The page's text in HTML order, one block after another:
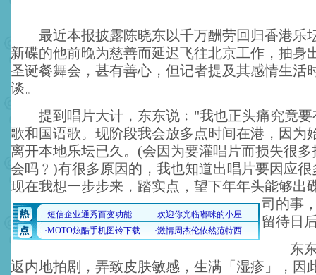
最近本报披露陈晓东以千万酬劳回归香港乐
新碟的他前晚为慈善而延迟飞往北京工作，抽身
圣诞餐舞会，甚有善心，但记者提及其感情生活
谈。
提到唱片大计，东东说﹕"我也正头痛究竟要
歌和国语歌。现阶段我会放多点时间在港，因为
离开本地乐坛已久。(会因为要灌唱片而损失很
会吗﹖)有很多原因的，我也知道出唱片要因应
现在我想一步步来，踏实点，望下年年头能够出
司的事
留待日
东东
返内地拍剧，弄致皮肤敏感，生满「湿疹」，因